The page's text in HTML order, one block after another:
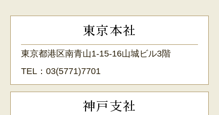
東京本社
東京都港区南青山1-15-16山城ビル3階
TEL：03(5771)7701
神戸支社